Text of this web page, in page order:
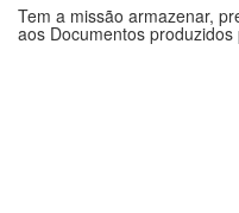
Tem a missão armazenar,
aos Documentos